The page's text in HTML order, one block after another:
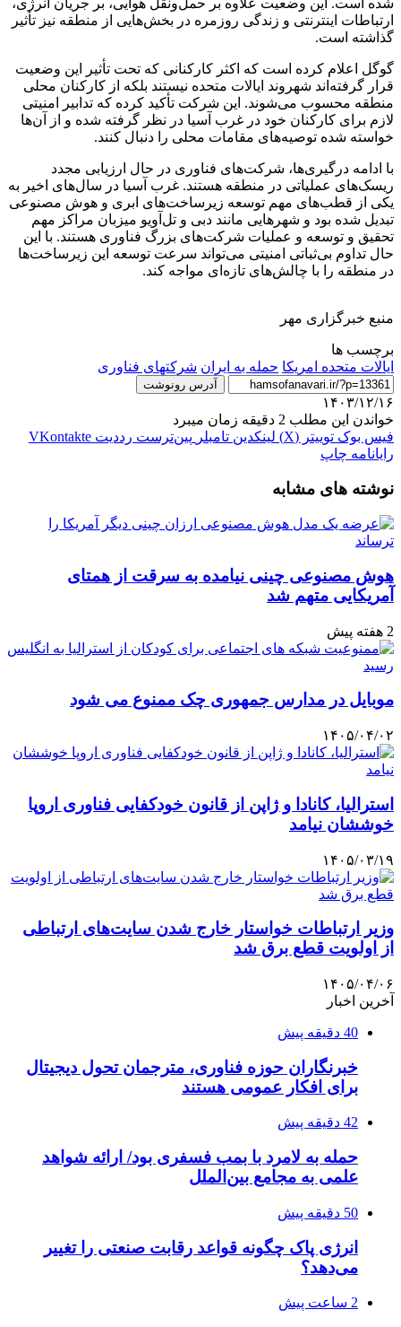
ارتباطات اینترنتی و زندگی روزمره در بخش‌هایی از منطقه نیز تأثیر
گذاشته است.
گوگل اعلام کرده است که اکثر کارکنانی که تحت تأثیر این وضعیت
قرار گرفته‌اند شهروند ایالات متحده نیستند بلکه از کارکنان محلی
منطقه محسوب می‌شوند. این شرکت تأکید کرده که تدابیر امنیتی
لازم برای کارکنان خود در غرب آسیا در نظر گرفته شده و از آن‌ها
خواسته شده توصیه‌های مقامات محلی را دنبال کنند.
با ادامه درگیری‌ها، شرکت‌های فناوری در حال ارزیابی مجدد
ریسک‌های عملیاتی در منطقه هستند. غرب آسیا در سال‌های اخیر به
یکی از قطب‌های مهم توسعه زیرساخت‌های ابری و هوش مصنوعی
تبدیل شده بود و شهرهایی مانند دبی و تل‌آویو میزبان مراکز مهم
تحقیق و توسعه و عملیات شرکت‌های بزرگ فناوری هستند. با این
حال تداوم بی‌ثباتی امنیتی می‌تواند سرعت توسعه این زیرساخت‌ها
در منطقه را با چالش‌های تازه‌ای مواجه کند.
منبع خبرگزاری مهر
برچسب ها
ایالات متحده امریکا حمله به ایران شرکتهای فناوری
آدرس رونوشت
۱۴۰۳/۱۲/۱۶
خواندن این مطلب 2 دقیقه زمان میبرد
فیس بوک توییتر (X) لینکدین ‫تامبلر ‫پین‌ترست ‫رددیت ‫VKontakte
رایانامه چاپ
نوشته های مشابه
هوش مصنوعی چینی نیامده به سرقت از همتای
آمریکایی متهم شد
2 هفته پیش
موبایل در مدارس جمهوری چک ممنوع می شود
۱۴۰۵/۰۴/۰۲
استرالیا، کانادا و ژاپن از قانون خودکفایی فناوری اروپا
خوششان نیامد
۱۴۰۵/۰۳/۱۹
وزیر ارتباطات خواستار خارج شدن سایت‌های ارتباطی
از اولویت قطع برق شد
۱۴۰۵/۰۴/۰۶
آخرین اخبار
40 دقیقه پیش
خبرنگاران حوزه فناوری، مترجمان تحول دیجیتال
برای افکار عمومی هستند
42 دقیقه پیش
حمله به لامرد با بمب فسفری بود/ ارائه شواهد
علمی به مجامع بین‌الملل
50 دقیقه پیش
انرژی پاک چگونه قواعد رقابت صنعتی را تغییر
می‌دهد؟
2 ساعت پیش